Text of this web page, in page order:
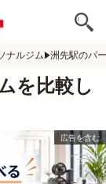
ナルジム 洲先駅のパ
を比較し